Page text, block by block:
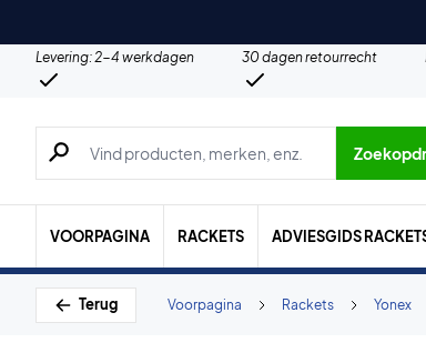
Levering: 2-4 werkdagen 30 dagen retourrecht
Zoeken naar producten, merken etc.
VOORPAGINA RACKETS ADVIESGIDS
Terug Yonex
Rackets
Voorpagina